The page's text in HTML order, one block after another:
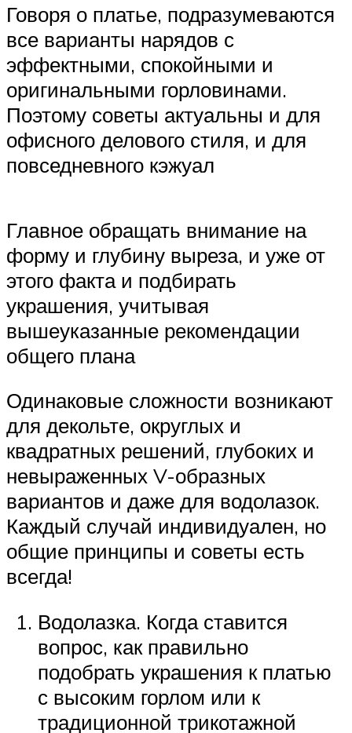
Говоря о платье, подразумеваются
все варианты нарядов с
эффектными, спокойными и
оригинальными горловинами.
Поэтому советы актуальны и для
офисного делового стиля, и для
повседневного кэжуал
Главное обращать внимание на
форму и глубину выреза, и уже от
этого факта и подбирать
украшения, учитывая
вышеуказанные рекомендации
общего плана
Одинаковые сложности возникают
для декольте, округлых и
квадратных решений, глубоких и
невыраженных V-образных
вариантов и даже для водолазок.
Каждый случай индивидуален, но
общие принципы и советы есть
всегда!
Водолазка. Когда ставится
вопрос, как правильно
подобрать украшения к платью
с высоким горлом или к
традиционной трикотажной